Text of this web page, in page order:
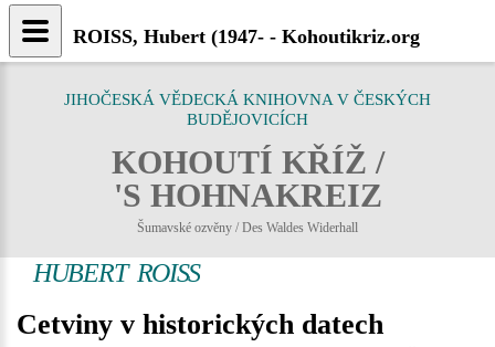
JIHOČESKÁ VĚDECKÁ KNIHOVNA V ČESKÝCH
BUDĚJOVICÍCH
KOHOUTÍ KŘÍŽ /
'S HOHNAKREIZ
Šumavské ozvěny / Des Waldes Widerhall
HUBERT ROISS
Cetviny v historických datech
ROISS, Hubert (1947- - Kohoutikriz.org